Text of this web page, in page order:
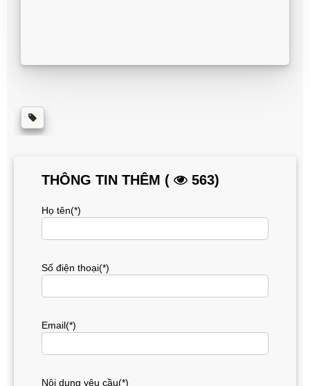
THÔNG TIN THÊM ( 563)
Họ tên(*)
Số điện thoại(*)
Email(*)
Nội dung yêu cầu(*)